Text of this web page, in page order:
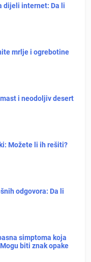
dijeli internet: Da li
mrlje i ogrebotine
i neodoljiv desert
Možete li ih rešiti?
odgovora: Da li
simptoma koja
biti znak opake